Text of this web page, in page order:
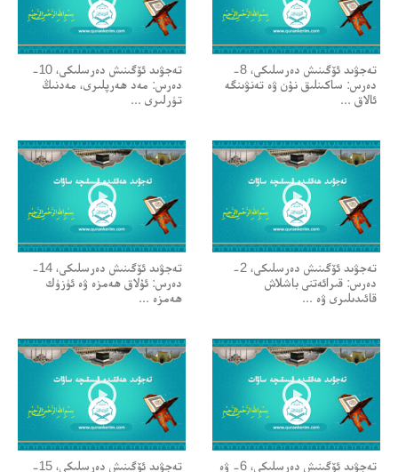
تەجۋىد ئۆگىنىش دەرسلىكى، 8-
دەرس: ساكىنلىق نۇن ۋە تەنۋىنگە
ئالاق ...
تەجۋىد ئۆگىنىش دەرسلىكى، 10-
دەرس: مەد ھەرپلىرى، مەدنىڭ
تۈرلىرى ...
تەجۋىد ئۆگىنىش دەرسلىكى، 2-
دەرس: قىرائەتنى باشلاش
قائىدىلىرى ۋە ...
تەجۋىد ئۆگىنىش دەرسلىكى، 14-
دەرس: ئۇلاق ھەمزە ۋە ئۈزۈك
ھەمزە ...
تەجۋىد ئۆگىنىش دەرسلىكى، 6- ۋە
تەجۋىد ئۆگىنىش دەرسلىكى، 15-